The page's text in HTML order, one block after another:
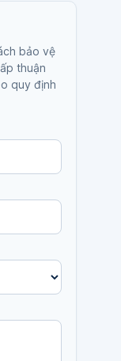
bảo vệ
thuận
quy định